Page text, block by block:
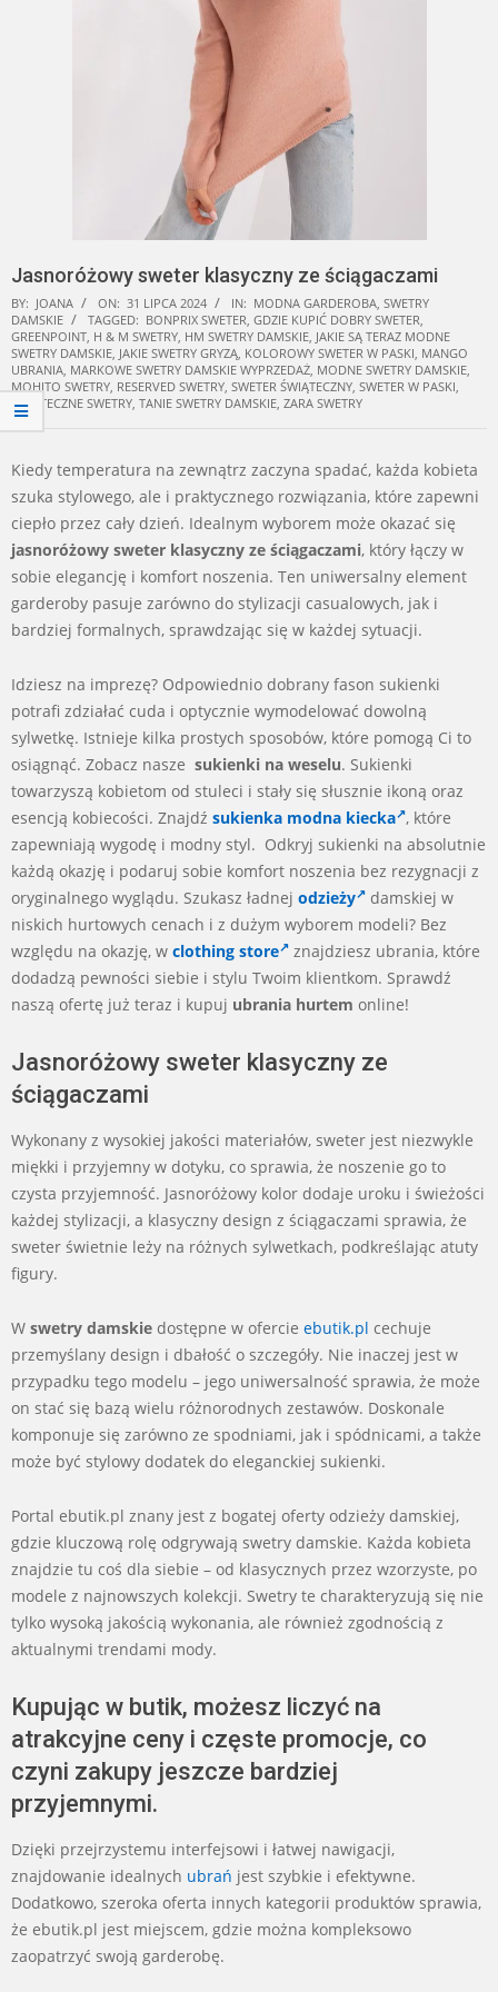
Jasnoróżowy sweter klasyczny ze ściągaczami
BY: JOANA ON: 31 LIPCA 2024 IN: MODNA GARDEROBA SWETRY
DAMSKIE
TAGGED: BONPRIX SWETER GDZIE KUPIĆ DOBRY SWETER
GREENPOINT H & M SWETRY HM SWETRY DAMSKIE JAKIE SĄ TERAZ MODNE
SWETRY DAMSKIE JAKIE SWETRY GRYZĄ KOLOROWY SWETER W PASKI MANGO
UBRANIA MARKOWE SWETRY DAMSKIE WYPRZEDAŻ MODNE SWETRY DAMSKIE
MOHITO SWETRY RESERVED SWETRY SWETER ŚWIĄTECZNY SWETER W PASKI
ŚWIĄTECZNE SWETRY TANIE SWETRY DAMSKIE ZARA SWETRY
Kiedy temperatura na zewnątrz zaczyna spadać, każda kobieta
szuka stylowego, ale i praktycznego rozwiązania, które zapewni
ciepło przez cały dzień. Idealnym wyborem może okazać się
jasnoróżowy sweter klasyczny ze ściągaczami, który łączy w
sobie elegancję i komfort noszenia. Ten uniwersalny element
garderoby pasuje zarówno do stylizacji casualowych, jak i
bardziej formalnych, sprawdzając się w każdej sytuacji.
Idziesz na imprezę? Odpowiednio dobrany fason sukienki
potrafi zdziałać cuda i optycznie wymodelować dowolną
sylwetkę. Istnieje kilka prostych sposobów, które pomogą Ci to
osiągnąć. Zobacz nasze sukienki na weselu. Sukienki
towarzyszą kobietom od stuleci i stały się słusznie ikoną oraz
esencją kobiecości. Znajdź sukienka modna kiecka , które
zapewniają wygodę i modny styl. Odkryj sukienki na absolutnie
każdą okazję i podaruj sobie komfort noszenia bez rezygnacji z
oryginalnego wyglądu. Szukasz ładnej odzieży
damskiej w
niskich hurtowych cenach i z dużym wyborem modeli? Bez
względu na okazję, w clothing store
znajdziesz ubrania, które
dodadzą pewności siebie i stylu Twoim klientkom. Sprawdź
naszą ofertę już teraz i kupuj ubrania hurtem online!
Jasnoróżowy sweter klasyczny ze
ściągaczami
Wykonany z wysokiej jakości materiałów, sweter jest niezwykle
miękki i przyjemny w dotyku, co sprawia, że noszenie go to
czysta przyjemność. Jasnoróżowy kolor dodaje uroku i świeżości
każdej stylizacji, a klasyczny design z ściągaczami sprawia, że
sweter świetnie leży na różnych sylwetkach, podkreślając atuty
figury.
W swetry damskie dostępne w ofercie ebutik.pl cechuje
przemyślany design i dbałość o szczegóły. Nie inaczej jest w
przypadku tego modelu – jego uniwersalność sprawia, że może
on stać się bazą wielu różnorodnych zestawów. Doskonale
komponuje się zarówno ze spodniami, jak i spódnicami, a także
może być stylowy dodatek do eleganckiej sukienki.
Portal ebutik.pl znany jest z bogatej oferty odzieży damskiej,
gdzie kluczową rolę odgrywają swetry damskie. Każda kobieta
znajdzie tu coś dla siebie – od klasycznych przez wzorzyste, po
modele z najnowszych kolekcji. Swetry te charakteryzują się nie
tylko wysoką jakością wykonania, ale również zgodnością z
aktualnymi trendami mody.
Kupując w butik, możesz liczyć na
atrakcyjne ceny i częste promocje, co
czyni zakupy jeszcze bardziej
przyjemnymi.
Dzięki przejrzystemu interfejsowi i łatwej nawigacji,
znajdowanie idealnych ubrań jest szybkie i efektywne.
Dodatkowo, szeroka oferta innych kategorii produktów sprawia,
że ebutik.pl jest miejscem, gdzie można kompleksowo
zaopatrzyć swoją garderobę.